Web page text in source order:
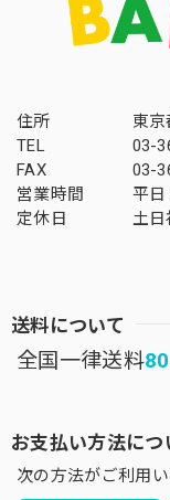
住所
東
TEL
03-
FAX
03-
営業時間
平日
定休日
土日
送料について
全国一律送料
お支払い方法につ
次の方法がご利用い